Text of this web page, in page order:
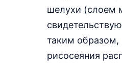
шелухи (слоем
таким образом,
рисосеяния